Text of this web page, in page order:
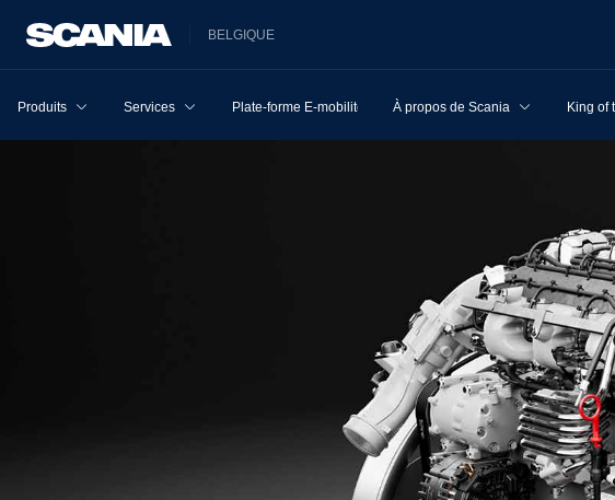
BELGIQUE
Produits Services Plate-forme E-mobilité À propos de Scania King of